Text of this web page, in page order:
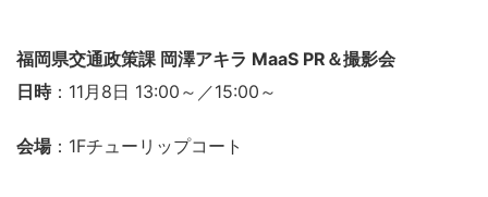
福岡県交通政策課 岡澤アキラ MaaS PR＆撮影会
日時：11月8日 13:00～／15:00～
会場：1Fチューリップコート